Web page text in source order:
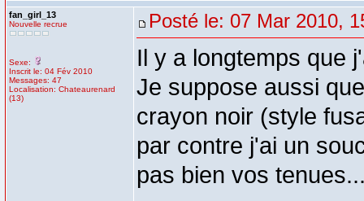
fan_girl_13
Nouvelle recrue
Sexe:
Inscrit le: 04 Fév 2010
Messages: 47
Localisation: Chateaurenard
(13)
Posté le: 07 Mar 2010,
Il y a longtemps que
Je suppose aussi
crayon noir (style
par contre j'ai un
pas bien vos